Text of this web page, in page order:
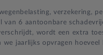
verzekering,
van 6 aantoonbare
wordt een extra
jaarlijks opvragen